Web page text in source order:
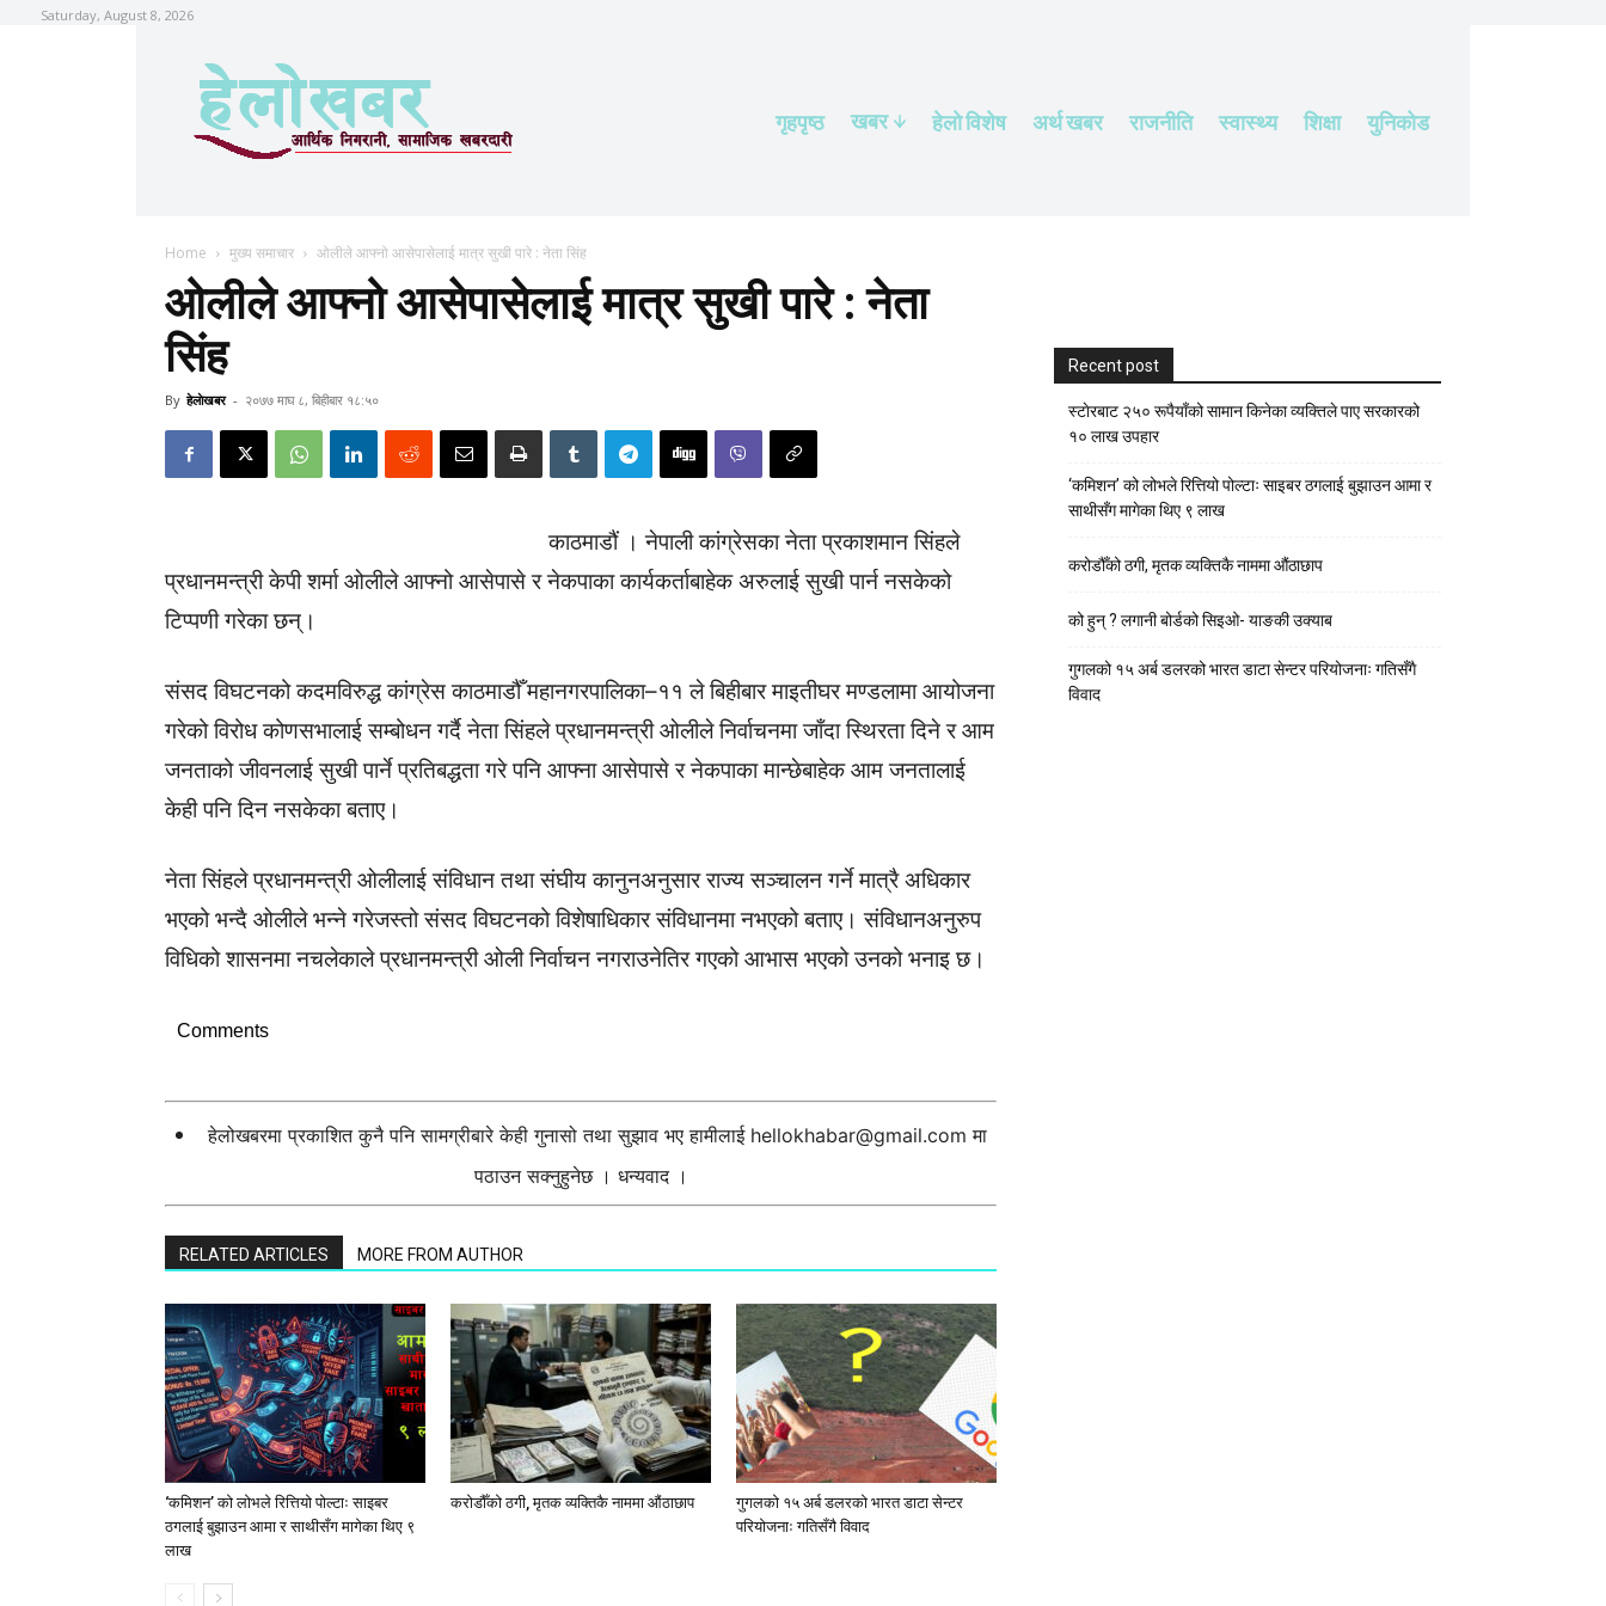
Saturday, August 8, 2026
गृहपृष्ठ खबर हेलाे विशेष अर्थ खबर राजनीति स्वास्थ्य शिक्षा युनिकोड
Home मुख्य समाचार ओलीले आफ्नो आसेपासेलाई मात्र सुखी पारे : नेता सिंह
ओलीले आफ्नो आसेपासेलाई मात्र सुखी पारे : नेता
सिंह
By हेलाेखबर - २०७७ माघ ८, बिहीबार १८:५०
काठमाडौं । नेपाली कांग्रेसका नेता प्रकाशमान सिंहले
प्रधानमन्त्री केपी शर्मा ओलीले आफ्नो आसेपासे र नेकपाका कार्यकर्ताबाहेक अरुलाई सुखी पार्न नसकेको
टिप्पणी गरेका छन्।
संसद विघटनको कदमविरुद्ध कांग्रेस काठमाडौँ महानगरपालिका–११ ले बिहीबार माइतीघर मण्डलामा आयोजना
गरेको विरोध कोणसभालाई सम्बोधन गर्दै नेता सिंहले प्रधानमन्त्री ओलीले निर्वाचनमा जाँदा स्थिरता दिने र आम
जनताको जीवनलाई सुखी पार्ने प्रतिबद्धता गरे पनि आफ्ना आसेपासे र नेकपाका मान्छेबाहेक आम जनतालाई
केही पनि दिन नसकेका बताए।
नेता सिंहले प्रधानमन्त्री ओलीलाई संविधान तथा संघीय कानुनअनुसार राज्य सञ्चालन गर्ने मात्रै अधिकार
भएको भन्दै ओलीले भन्ने गरेजस्तो संसद विघटनको विशेषाधिकार संविधानमा नभएको बताए। संविधानअनुरुप
विधिको शासनमा नचलेकाले प्रधानमन्त्री ओली निर्वाचन नगराउनेतिर गएको आभास भएको उनको भनाइ छ।
Comments
हेलोखबरमा प्रकाशित कुनै पनि सामग्रीबारे केही गुनासो तथा सुझाव भए हामीलाई hellokhabar@gmail.com मा
पठाउन सक्नुहुनेछ । धन्यवाद ।
RELATED ARTICLES MORE FROM AUTHOR
‘कमिशन’ को लोभले रित्तियो पोल्टाः साइबर
ठगलाई बुझाउन आमा र साथीसँग मागेका थिए ९
लाख
करोडौँको ठगी, मृतक व्यक्तिकै नाममा औंठाछाप
गुगलको १५ अर्ब डलरको भारत डाटा सेन्टर
परियोजनाः गतिसँगै विवाद
Recent post
स्टाेरबाट २५० रूपैयाँको सामान किनेका व्यक्तिले पाए सरकारको
१० लाख उपहार
‘कमिशन’ को लोभले रित्तियो पोल्टाः साइबर ठगलाई बुझाउन आमा र
साथीसँग मागेका थिए ९ लाख
करोडौँको ठगी, मृतक व्यक्तिकै नाममा औंठाछाप
को हुन् ? लगानी बोर्डको सिइओ- याङकी उक्याब
गुगलको १५ अर्ब डलरको भारत डाटा सेन्टर परियोजनाः गतिसँगै
विवाद